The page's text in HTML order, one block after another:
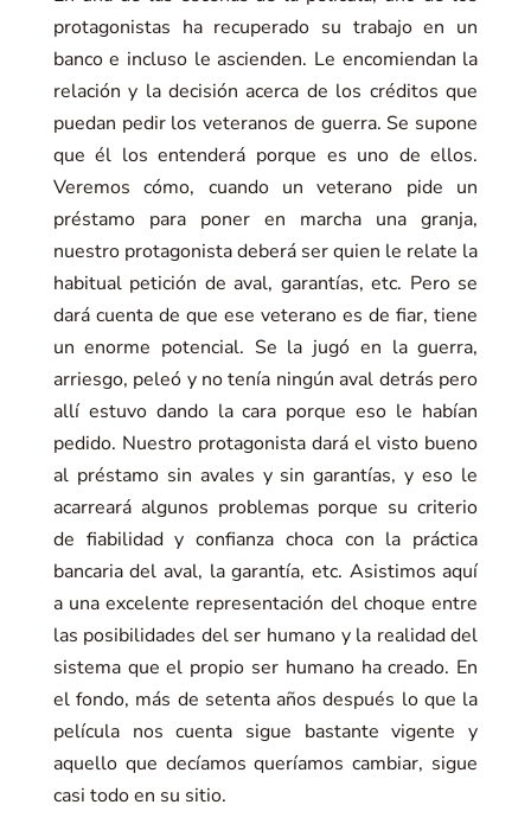
protagonistas ha recuperado su trabajo en un
banco e incluso le ascienden. Le encomiendan la
relación y la decisión acerca de los créditos que
puedan pedir los veteranos de guerra. Se supone
que él los entenderá porque es uno de ellos.
Veremos cómo, cuando un veterano pide un
préstamo para poner en marcha una granja,
nuestro protagonista deberá ser quien le relate la
habitual petición de aval, garantías, etc. Pero se
dará cuenta de que ese veterano es de fiar, tiene
un enorme potencial. Se la jugó en la guerra,
arriesgo, peleó y no tenía ningún aval detrás pero
allí estuvo dando la cara porque eso le habían
pedido. Nuestro protagonista dará el visto bueno
al préstamo sin avales y sin garantías, y eso le
acarreará algunos problemas porque su criterio
de fiabilidad y confianza choca con la práctica
bancaria del aval, la garantía, etc. Asistimos aquí
a una excelente representación del choque entre
las posibilidades del ser humano y la realidad del
sistema que el propio ser humano ha creado. En
el fondo, más de setenta años después lo que la
película nos cuenta sigue bastante vigente y
aquello que decíamos queríamos cambiar, sigue
casi todo en su sitio.